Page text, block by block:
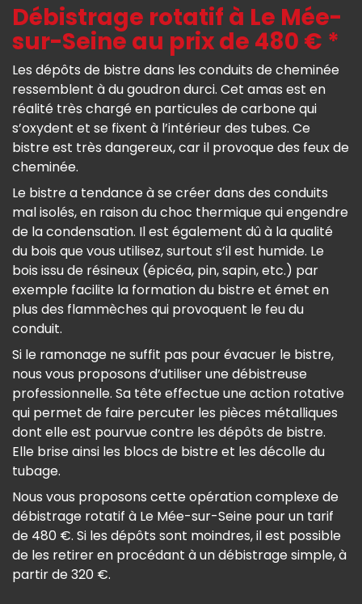
Débistrage rotatif à Le Mée-
sur-Seine au prix de 480 € *
Les dépôts de bistre dans les conduits de cheminée
ressemblent à du goudron durci. Cet amas est en
réalité très chargé en particules de carbone qui
s’oxydent et se fixent à l’intérieur des tubes. Ce
bistre est très dangereux, car il provoque des feux de
cheminée.
Le bistre a tendance à se créer dans des conduits
mal isolés, en raison du choc thermique qui engendre
de la condensation. Il est également dû à la qualité
du bois que vous utilisez, surtout s’il est humide. Le
bois issu de résineux (épicéa, pin, sapin, etc.) par
exemple facilite la formation du bistre et émet en
plus des flammèches qui provoquent le feu du
conduit.
Si le ramonage ne suffit pas pour évacuer le bistre,
nous vous proposons d’utiliser une débistreuse
professionnelle. Sa tête effectue une action rotative
qui permet de faire percuter les pièces métalliques
dont elle est pourvue contre les dépôts de bistre.
Elle brise ainsi les blocs de bistre et les décolle du
tubage.
Nous vous proposons cette opération complexe de
débistrage rotatif à Le Mée-sur-Seine pour un tarif
de 480 €. Si les dépôts sont moindres, il est possible
de les retirer en procédant à un débistrage simple, à
partir de 320 €.